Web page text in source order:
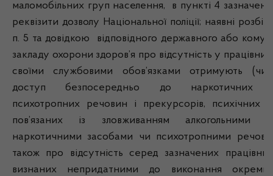
маломобільних груп населення, в пункті 4 зазначені
реквізити дозволу Національної поліції; наявні
п. 5 та довідкою відповідного державного або
закладу охорони здоров’я про відсутність у
своїми службовими обов’язками отримують (чи
доступ безпосередньо до наркотичних
психотропних речовин і прекурсорів, психічних
пов’язаних із зловживанням алкогольними
наркотичними засобами чи психотропними
також про відсутність серед зазначених
визнаних непридатними до виконання